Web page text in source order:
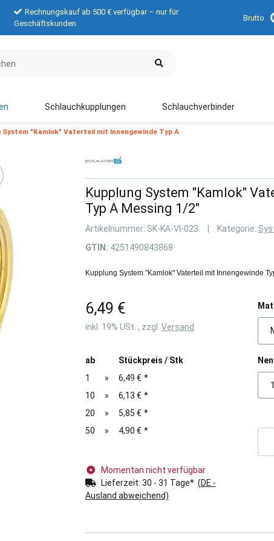
Rechnungskauf ab 500 € verfügbar – nur für
Geschäftskunden
Brutto
Schlauchkupplungen Schlauchverbinder
System "Kamlok" Vaterteil mit Innengewinde Typ A
Kupplung System "Kamlok"
Typ A Messing 1/2"
Artikelnummer: SK-KA-VI-023 Kategorie:
GTIN: 4251490843868
Kupplung System "Kamlok" Vaterteil mit Innengewinde
6,49 €
inkl. 19% USt. , zzgl. Versand
ab
Stückpreis / Stk
1
» 6,49 € *
10
» 6,13 € *
20
» 5,85 € *
50
» 4,90 € *
Momentan nicht verfügbar
Lieferzeit: 30 - 31 Tage* (DE -
Ausland abweichend)